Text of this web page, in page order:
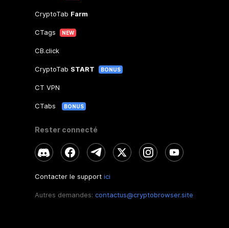
CryptoTab Farm
CTags NEW
CB.click
CryptoTab START BONUS
CT VPN
CTabs BONUS
Rester connecté
Contacter le support ici
Autres demandes: contactus@cryptobrowser.site